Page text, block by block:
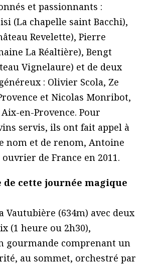
et passionnants :
(La chapelle saint Bacchi),
Revelette), Pierre
La Réaltière), Bengt
Vignelaure) et de deux
: Olivier Scola, Ze
et Nicolas Monribot,
en-Provence. Pour
servis, ils ont fait appel à
nom et de renom, Antoine
de France en 2011.
cette journée magique
Vautubière (634m) avec deux
(1 heure ou 2h30),
gourmande comprenant un
au sommet, orchestré par